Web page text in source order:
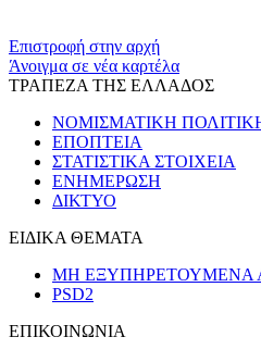
Επιστροφή στην αρχή
Άνοιγμα σε νέα καρτέλα
ΤΡΑΠΕΖΑ ΤΗΣ ΕΛΛΑΔΟΣ
ΝΟΜΙΣΜΑΤΙΚΗ
ΕΠΟΠΤΕΙΑ
ΣΤΑΤΙΣΤΙΚΑ ΣΤΟΙΧΕΙΑ
ΕΝΗΜΕΡΩΣΗ
ΔΙΚΤΥΟ
ΕΙΔΙΚΑ ΘΕΜΑΤΑ
ΜΗ ΕΞΥΠΗΡΕΤΟΥΜΕΝΑ
PSD2
ΕΠΙΚΟΙΝΩΝΙΑ